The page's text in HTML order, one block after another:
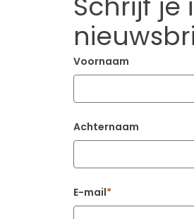
Voornaam
Achternaam
E-mail